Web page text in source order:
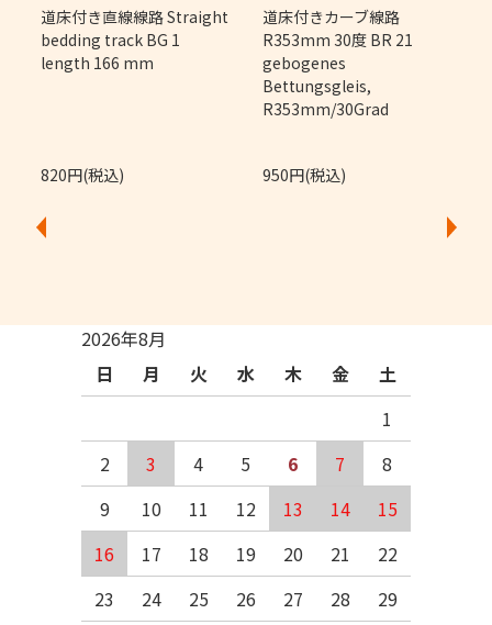
道床付き直線線路 Straight
bedding track BG 1
length 166 mm
820円(税込)
道床付きカーブ線路
R353mm 30度 BR 21
gebogenes
Bettungsgleis,
R353mm/30Grad
950円(税込)
2026年8月
日
月 火 水 木 金
土
1
2
3 4 5 6 7
8
9
10 11 12 13 14
15
16
17 18 19 20 21
22
23
24 25 26 27 28 29